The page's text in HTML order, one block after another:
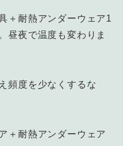
＋耐熱アンダーウェア1
夜で温度も変わりま
頻度を少なくするな
＋耐熱アンダーウェア